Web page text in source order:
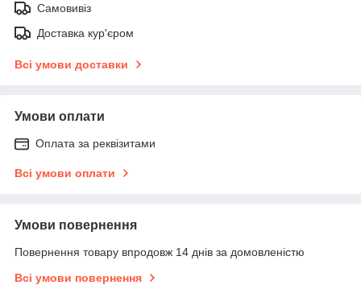
Самовивіз
Доставка кур'єром
Всі умови доставки
Умови оплати
Оплата за реквізитами
Всі умови оплати
Умови повернення
Повернення товару впродовж 14 днів за домовленістю
Всі умови повернення